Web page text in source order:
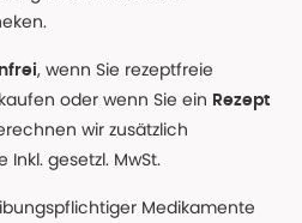
, wenn Sie rezeptfreie
kaufen oder wenn Sie ein Rezept
wir zusätzlich
Inkl. gesetzl. MwSt.
Medikamente